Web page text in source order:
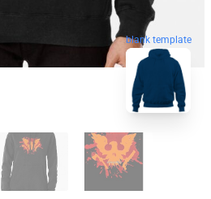
blank template